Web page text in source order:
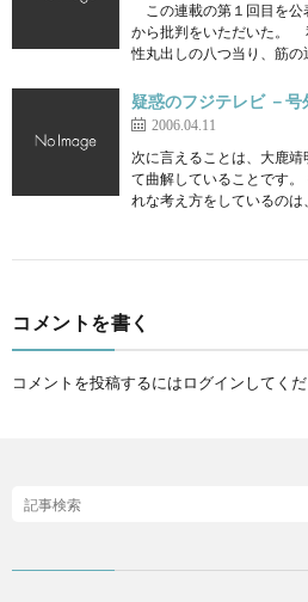
この連載の第１回目を公
から批判をいただいた。
性丸出しの八つ当り、筋
疑惑のフジテレビ －号
2006.04.11
次に言えることは、大鹿
て曲解していることです
れな考え方をしているの
コメントを書く
コメントを投稿するにはログインしてくだ